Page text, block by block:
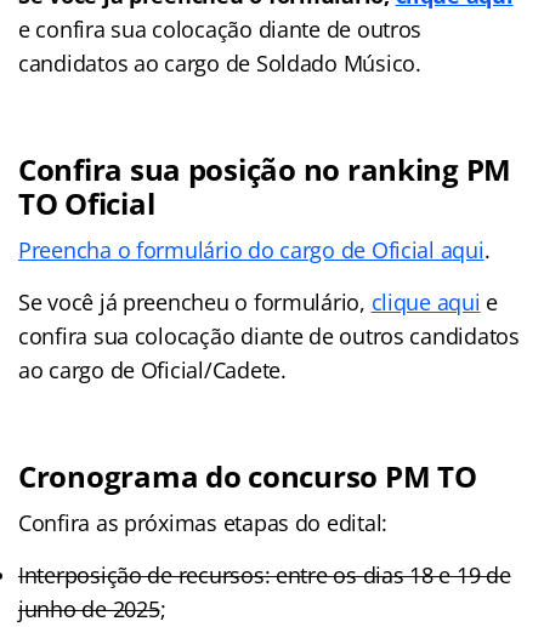
e confira sua colocação diante de outros
candidatos ao cargo de Soldado Músico.
Confira sua posição no ranking PM
TO Oficial
Preencha o formulário do cargo de Oficial aqui.
Se você já preencheu o formulário, clique aqui e
confira sua colocação diante de outros candidatos
ao cargo de Oficial/Cadete.
Cronograma do concurso PM TO
Confira as próximas etapas do edital:
Interposição de recursos: entre os dias 18 e 19 de
junho de 2025;